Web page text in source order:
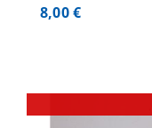
8,00€